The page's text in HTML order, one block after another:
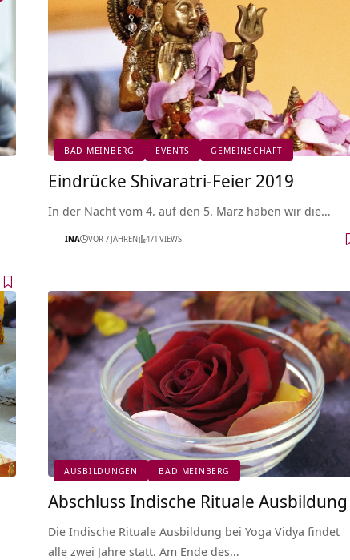
BAD MEINBERG EVENTS GEMEINSCHAFT
Eindrücke Shivaratri-Feier 2019
In der Nacht vom 4. auf den 5. März haben wir die…
INA VOR 7 JAHREN 471 VIEWS
AUSBILDUNGEN BAD MEINBERG
Abschluss Indische Rituale Ausbildung
Die Indische Rituale Ausbildung bei Yoga Vidya findet
alle zwei Jahre statt. Am Ende des…